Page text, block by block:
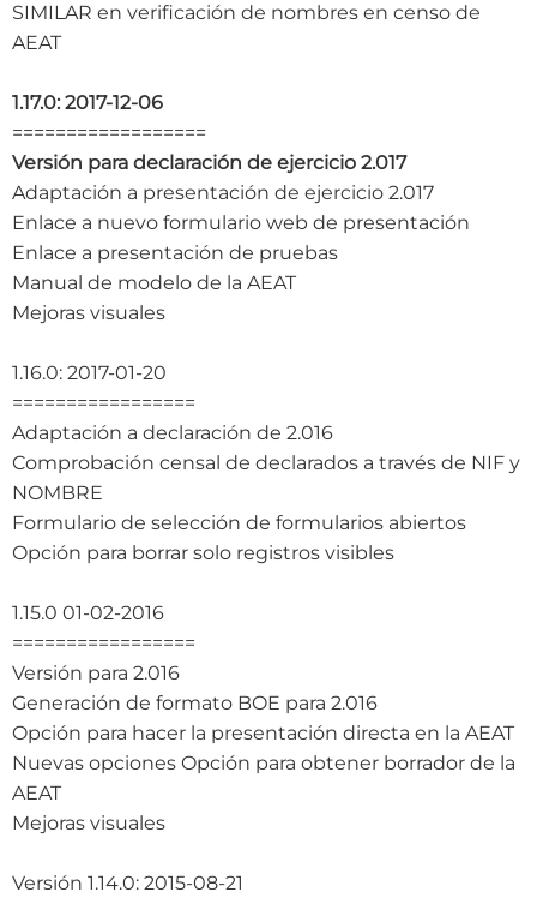
SIMILAR en verificación de nombres en censo de
AEAT
1.17.0: 2017-12-06
==================
Versión para declaración de ejercicio 2.017
Adaptación a presentación de ejercicio 2.017
Enlace a nuevo formulario web de presentación
Enlace a presentación de pruebas
Manual de modelo de la AEAT
Mejoras visuales
1.16.0: 2017-01-20
=================
Adaptación a declaración de 2.016
Comprobación censal de declarados a través de NIF y
NOMBRE
Formulario de selección de formularios abiertos
Opción para borrar solo registros visibles
1.15.0 01-02-2016
=================
Versión para 2.016
Generación de formato BOE para 2.016
Opción para hacer la presentación directa en la AEAT
Nuevas opciones Opción para obtener borrador de la
AEAT
Mejoras visuales
Versión 1.14.0: 2015-08-21